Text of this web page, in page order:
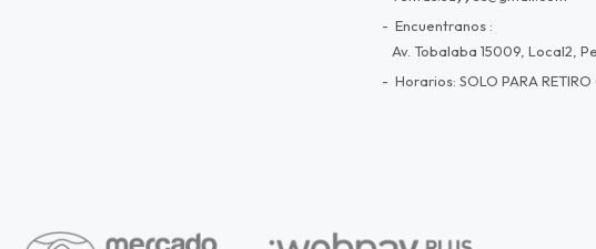
Encuentranos
Av. Tobalaba 15009, Local2,
Horarios: SOLO PARA